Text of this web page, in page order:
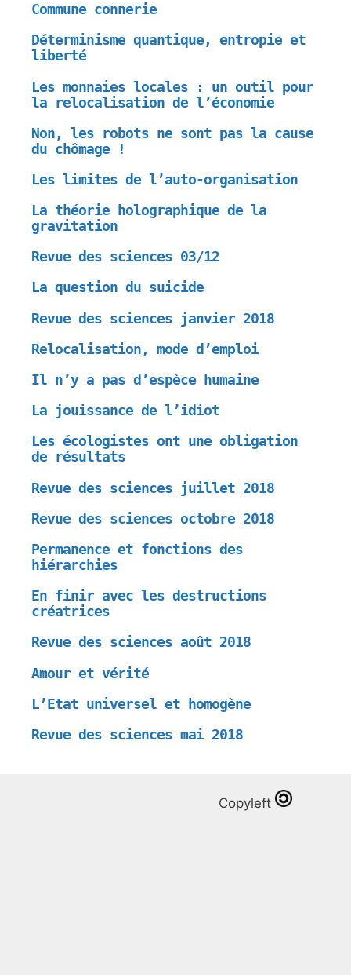
Commune connerie
Déterminisme quantique, entropie et
liberté
Les monnaies locales : un outil pour
la relocalisation de l’économie
Non, les robots ne sont pas la cause
du chômage !
Les limites de l’auto-organisation
La théorie holographique de la
gravitation
Revue des sciences 03/12
La question du suicide
Revue des sciences janvier 2018
Relocalisation, mode d’emploi
Il n’y a pas d’espèce humaine
La jouissance de l’idiot
Les écologistes ont une obligation
de résultats
Revue des sciences juillet 2018
Revue des sciences octobre 2018
Permanence et fonctions des
hiérarchies
En finir avec les destructions
créatrices
Revue des sciences août 2018
Amour et vérité
L’Etat universel et homogène
Revue des sciences mai 2018
Copyleft